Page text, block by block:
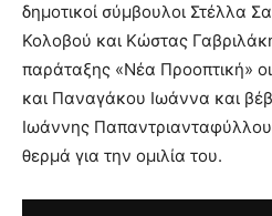
δημοτικοί σύμβουλοι Στέλλα
Κολοβού και Κώστας
παράταξης «Νέα Προοπτική»
και Παναγάκου Ιωάννα και
Ιωάννης
θερμά για την ομιλία του.